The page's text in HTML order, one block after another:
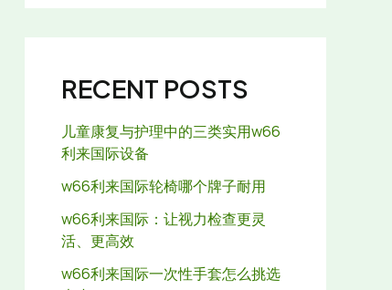
RECENT POSTS
儿童康复与护理中的三类实用w66
利来国际设备
w66利来国际轮椅哪个牌子耐用
w66利来国际：让视力检查更灵
活、更高效
w66利来国际一次性手套怎么挑选